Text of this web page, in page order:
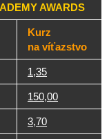
AWARDS
Kurz
na víťazstvo
1,35
150,00
3,70